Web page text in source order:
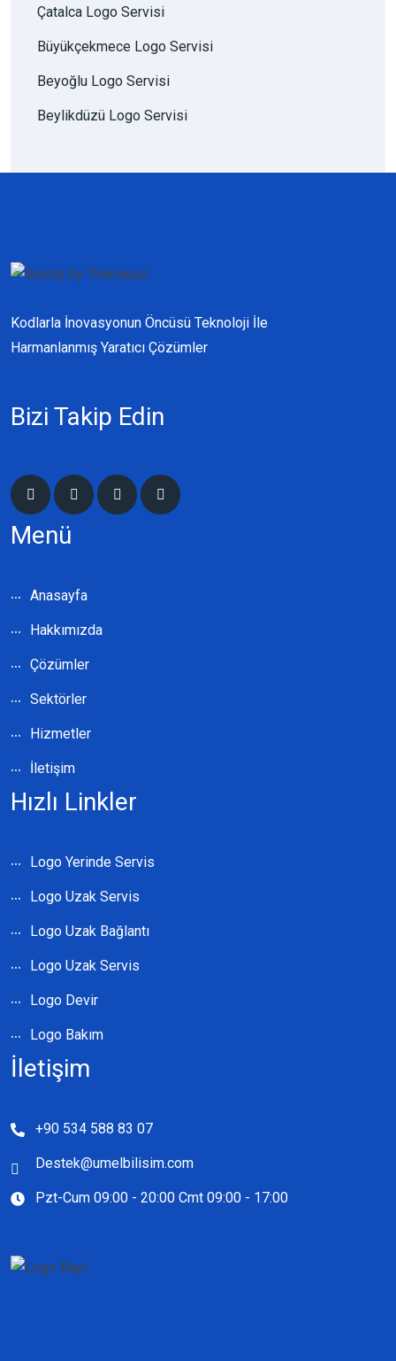
Çatalca Logo Servisi
Büyükçekmece Logo Servisi
Beyoğlu Logo Servisi
Beylikdüzü Logo Servisi
Kodlarla İnovasyonun Öncüsü Teknoloji İle
Harmanlanmış Yaratıcı Çözümler
Bizi Takip Edin
Menü
Anasayfa
Hakkımızda
Çözümler
Sektörler
Hizmetler
İletişim
Hızlı Linkler
Logo Yerinde Servis
Logo Uzak Servis
Logo Uzak Bağlantı
Logo Uzak Servis
Logo Devir
Logo Bakım
İletişim
+90 534 588 83 07
Destek@umelbilisim.com
Pzt-Cum 09:00 - 20:00 Cmt 09:00 - 17:00